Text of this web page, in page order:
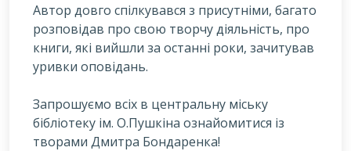
Автор довго спілкувався з присутніми, багато
розповідав про свою творчу діяльність, про
книги, які вийшли за останні роки, зачитував
уривки оповідань.
Запрошуємо всіх в центральну міську
бібліотеку ім. О.Пушкіна ознайомитися із
творами Дмитра Бондаренка!